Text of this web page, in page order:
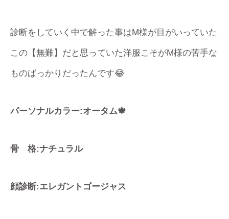
診断をしていく中で解った事はM様が目がいっていた
この【無難】だと思っていた洋服こそがM様の苦手な
ものばっかりだったんです😂
パーソナルカラー:オータム🍁
骨 格:ナチュラル
顔診断:エレガントゴージャス